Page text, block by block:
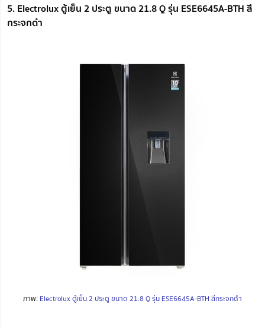
5. Electrolux ตู้เย็น 2 ประตู ขนาด 21.8 Q รุ่น ESE6645A-BTH สี
กระจกดำ
ภาพ: Electrolux ตู้เย็น 2 ประตู ขนาด 21.8 Q รุ่น ESE6645A-BTH สีกระจกดำ